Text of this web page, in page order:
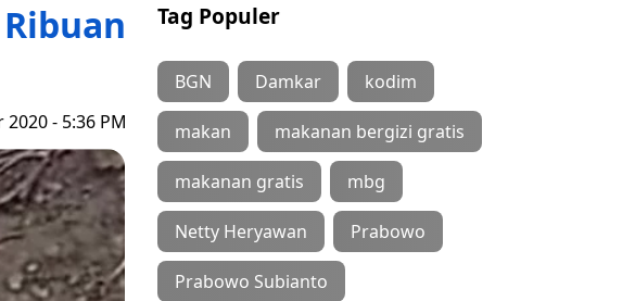
- 5:36 PM
Tag Populer
BGN Damkar kodim
makan makanan bergizi gratis
makanan gratis mbg
Netty Heryawan Prabowo
Prabowo Subianto